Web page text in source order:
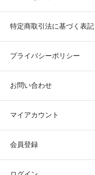
特定商取引法に基づく表記
プライバシーポリシー
お問い合わせ
マイアカウント
会員登録